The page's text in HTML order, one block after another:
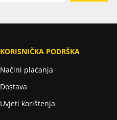
KORISNIČKA PODRŠKA
Načini plaćanja
Dostava
Uvjeti korištenja